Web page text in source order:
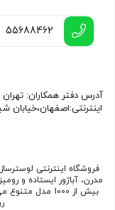
55688462
فروشگاه اینترنتی
مدرن، آباژور ایستاده و
بیش از 1000